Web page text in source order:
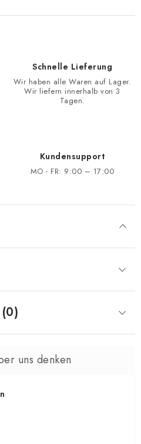
Schnelle Lieferung
Wir haben alle Waren auf Lager.
Wir liefern innerhalb von 3
Tagen.
Kundensupport
MO - FR: 9:00 – 17:00